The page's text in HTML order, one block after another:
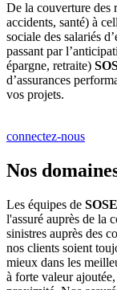
De la couverture des
accidents, santé) à
sociale des salariés
passant par
épargne, retraite)
d’assurances
vos projets.
connectez-nous
Nos
Les équipes de
l'assuré auprès de la
sinistres auprès des
nos clients soient
mieux dans les
à forte valeur